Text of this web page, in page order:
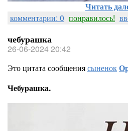
Читать
комментарии: 0 понравилось!
чебурашка
26-06-2024 20:42
Это цитата сообщениясыненок
Чебурашка.